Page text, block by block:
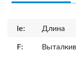
le: Длина
F: